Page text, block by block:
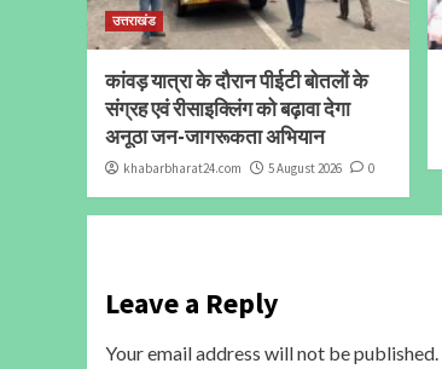
उत्तराखंड
कांवड़ यात्रा के दौरान पीईटी बोतलों के
संग्रह एवं रीसाइक्लिंग को बढ़ावा देगा
अनूठा जन-जागरूकता अभियान
khabarbharat24.com 5 August 2026 0
Leave a Reply
Your email address will not be published.